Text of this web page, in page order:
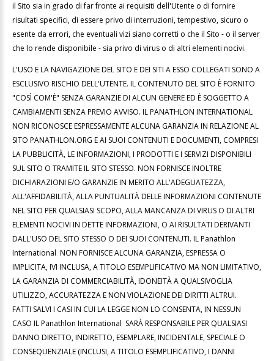
il Sito sia in grado di far fronte ai requisiti dell'Utente o di fornire
risultati specifici, di essere privo di interruzioni, tempestivo, sicuro o
esente da errori, che eventuali vizi siano corretti o che il Sito - o il server
che lo rende disponibile - sia privo di virus o di altri elementi nocivi.
L'USO E LA NAVIGAZIONE DEL SITO E DEI SITI A ESSO COLLEGATI SONO A
ESCLUSIVO RISCHIO DELL'UTENTE. IL CONTENUTO DEL SITO È FORNITO
"COSÌ COM'È" SENZA GARANZIE DI ALCUN GENERE ED È SOGGETTO A
CAMBIAMENTI SENZA PREVIO AVVISO. IL PANATHLON INTERNATIONAL
NON RICONOSCE ESPRESSAMENTE ALCUNA GARANZIA IN RELAZIONE AL
SITO PANATHLON.ORG E AI SUOI CONTENUTI E DOCUMENTI, COMPRESI
LA PUBBLICITÀ, LE INFORMAZIONI, I PRODOTTI E I SERVIZI DISPONIBILI
SUL SITO O TRAMITE IL SITO STESSO. NON FORNISCE INOLTRE
DICHIARAZIONI E/O GARANZIE IN MERITO ALL'ADEGUATEZZA,
ALL'AFFIDABILITÀ, ALLA PUNTUALITÀ DELLE INFORMAZIONI CONTENUTE
NEL SITO PER QUALSIASI SCOPO, ALLA MANCANZA DI VIRUS O DI ALTRI
ELEMENTI NOCIVI IN DETTE INFORMAZIONI, O AI RISULTATI DERIVANTI
DALL'USO DEL SITO STESSO O DEI SUOI CONTENUTI. IL Panathlon
International NON FORNISCE ALCUNA GARANZIA, ESPRESSA O
IMPLICITA, IVI INCLUSA, A TITOLO ESEMPLIFICATIVO MA NON LIMITATIVO,
LA GARANZIA DI COMMERCIABILITÀ, IDONEITÀ A QUALSIVOGLIA
UTILIZZO, ACCURATEZZA E NON VIOLAZIONE DEI DIRITTI ALTRUI.
FATTI SALVI I CASI IN CUI LA LEGGE NON LO CONSENTA, IN NESSUN
CASO IL Panathlon International SARÀ RESPONSABILE PER QUALSIASI
DANNO DIRETTO, INDIRETTO, ESEMPLARE, INCIDENTALE, SPECIALE O
CONSEQUENZIALE (INCLUSI, A TITOLO ESEMPLIFICATIVO, I DANNI